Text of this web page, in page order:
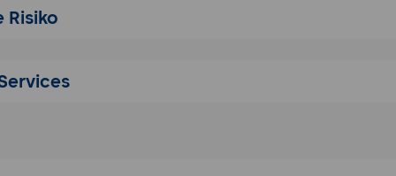
Sicherstellung der Markenkonsistenz über verschiedene
Risiko